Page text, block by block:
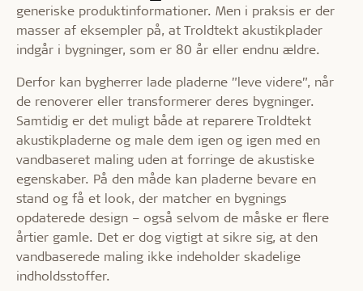
generiske produktinformationer. Men i praksis er der
masser af eksempler på, at Troldtekt akustikplader
indgår i bygninger, som er 80 år eller endnu ældre.
Derfor kan bygherrer lade pladerne ”leve videre”, når
de renoverer eller transformerer deres bygninger.
Samtidig er det muligt både at reparere Troldtekt
akustikpladerne og male dem igen og igen med en
vandbaseret maling uden at forringe de akustiske
egenskaber. På den måde kan pladerne bevare en
stand og få et look, der matcher en bygnings
opdaterede design – også selvom de måske er flere
årtier gamle. Det er dog vigtigt at sikre sig, at den
vandbaserede maling ikke indeholder skadelige
indholdsstoffer.